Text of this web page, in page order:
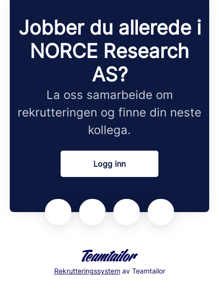
Jobber du allerede i
NORCE Research
AS?
La oss samarbeide om
rekrutteringen og finne din neste
kollega.
Logg inn
Rekrutteringssystemav Teamtailor